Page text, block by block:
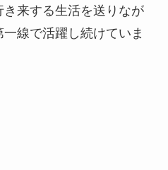
来する生活を送りなが
線で活躍し続けていま